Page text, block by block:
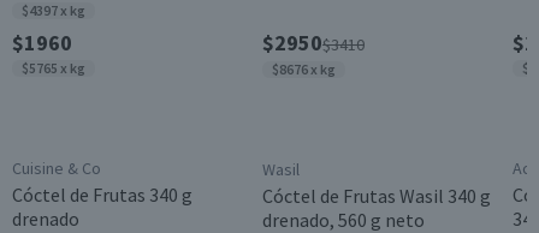
$4397 x kg
$1960
$5765 x kg
Cuisine & Co
Cóctel de Frutas 340 g
drenado
$2950$3410
$8676 x kg
Wasil
Cóctel de Frutas Wasil 340 g
drenado, 560 g neto